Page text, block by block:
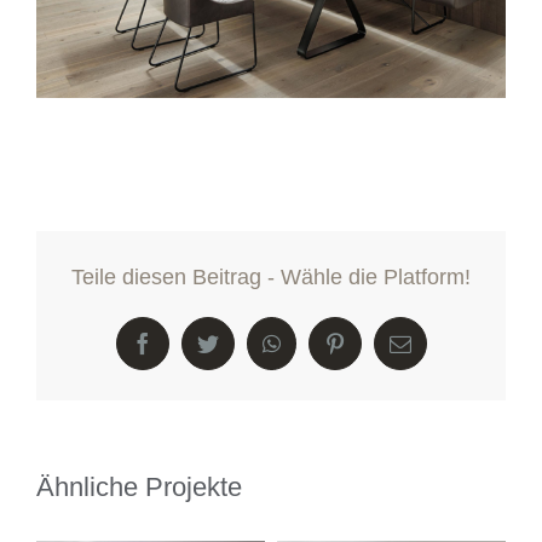
Teile diesen Beitrag - Wähle die Platform!
FacebookTwitterWhatsAppPinterest
E-
Mail
Ähnliche Projekte